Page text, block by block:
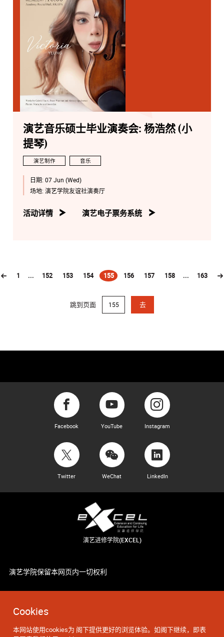
Cookies
本网站使用cookies为 阁下提供更好的浏览体验。如阁下继续，即表
演艺音乐硕士毕业演奏会: 杨浩然 (小
提琴)
演艺制作 音乐
日期: 07 Jun (Wed)
场地: 演艺学院友谊社演奏厅
活动详情 演艺电子票务系统
1 ... 152 153 154 155
(current)156 157 158 ... 163
跳到页面 去
Facebook YouTube Instagram
Twitter WeChat LinkedIn
演艺进修学院(EXCEL)
演艺学院保留本网页内一切权利